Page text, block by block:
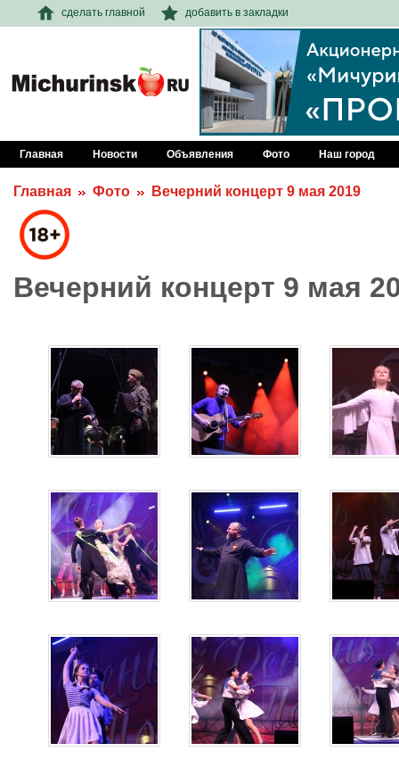
сделать главной добавить в закладки
Главная Новости Объявления Фото Наш город
Главная Фото Вечерний концерт 9 мая 2019
Вечерний концерт 9 мая